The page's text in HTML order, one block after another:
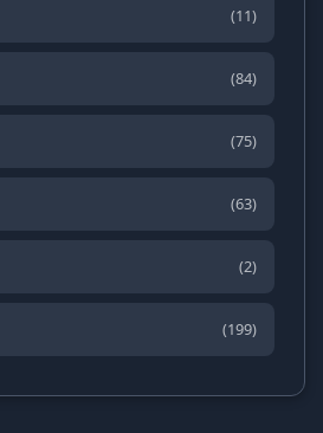
(11)
(84)
(75)
(63)
(2)
(199)